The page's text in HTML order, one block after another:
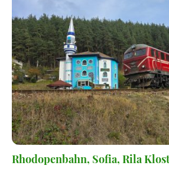
Rhodopenbahn, Sofia, Rila